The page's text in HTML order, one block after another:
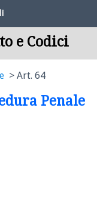
e Codici
Art. 64
Penale